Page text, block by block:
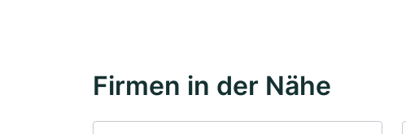
Firmen in der Nähe